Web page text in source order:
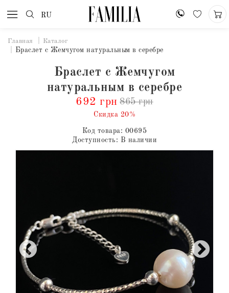
RU
Главная Каталог
Браслет с Жемчугом натуральным в серебре
Браслет с Жемчугом
натуральным в серебре
692 грн 865 грн
Скидка 20%
Код товара: 00695
Доступность: В наличии